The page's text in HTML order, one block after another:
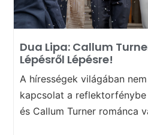
Dua Lipa: Callum
Lépésről Lépésre!
A hírességek világában
kapcsolat a
és Callum Turner románca